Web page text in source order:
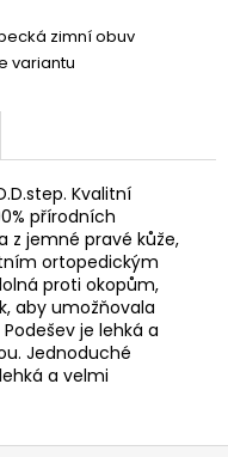
zimní obuv
variantu
Kvalitní
přírodních
z jemné pravé kůže,
ortopedickým
proti okopům,
aby umožňovala
je lehká a
Jednoduché
a velmi